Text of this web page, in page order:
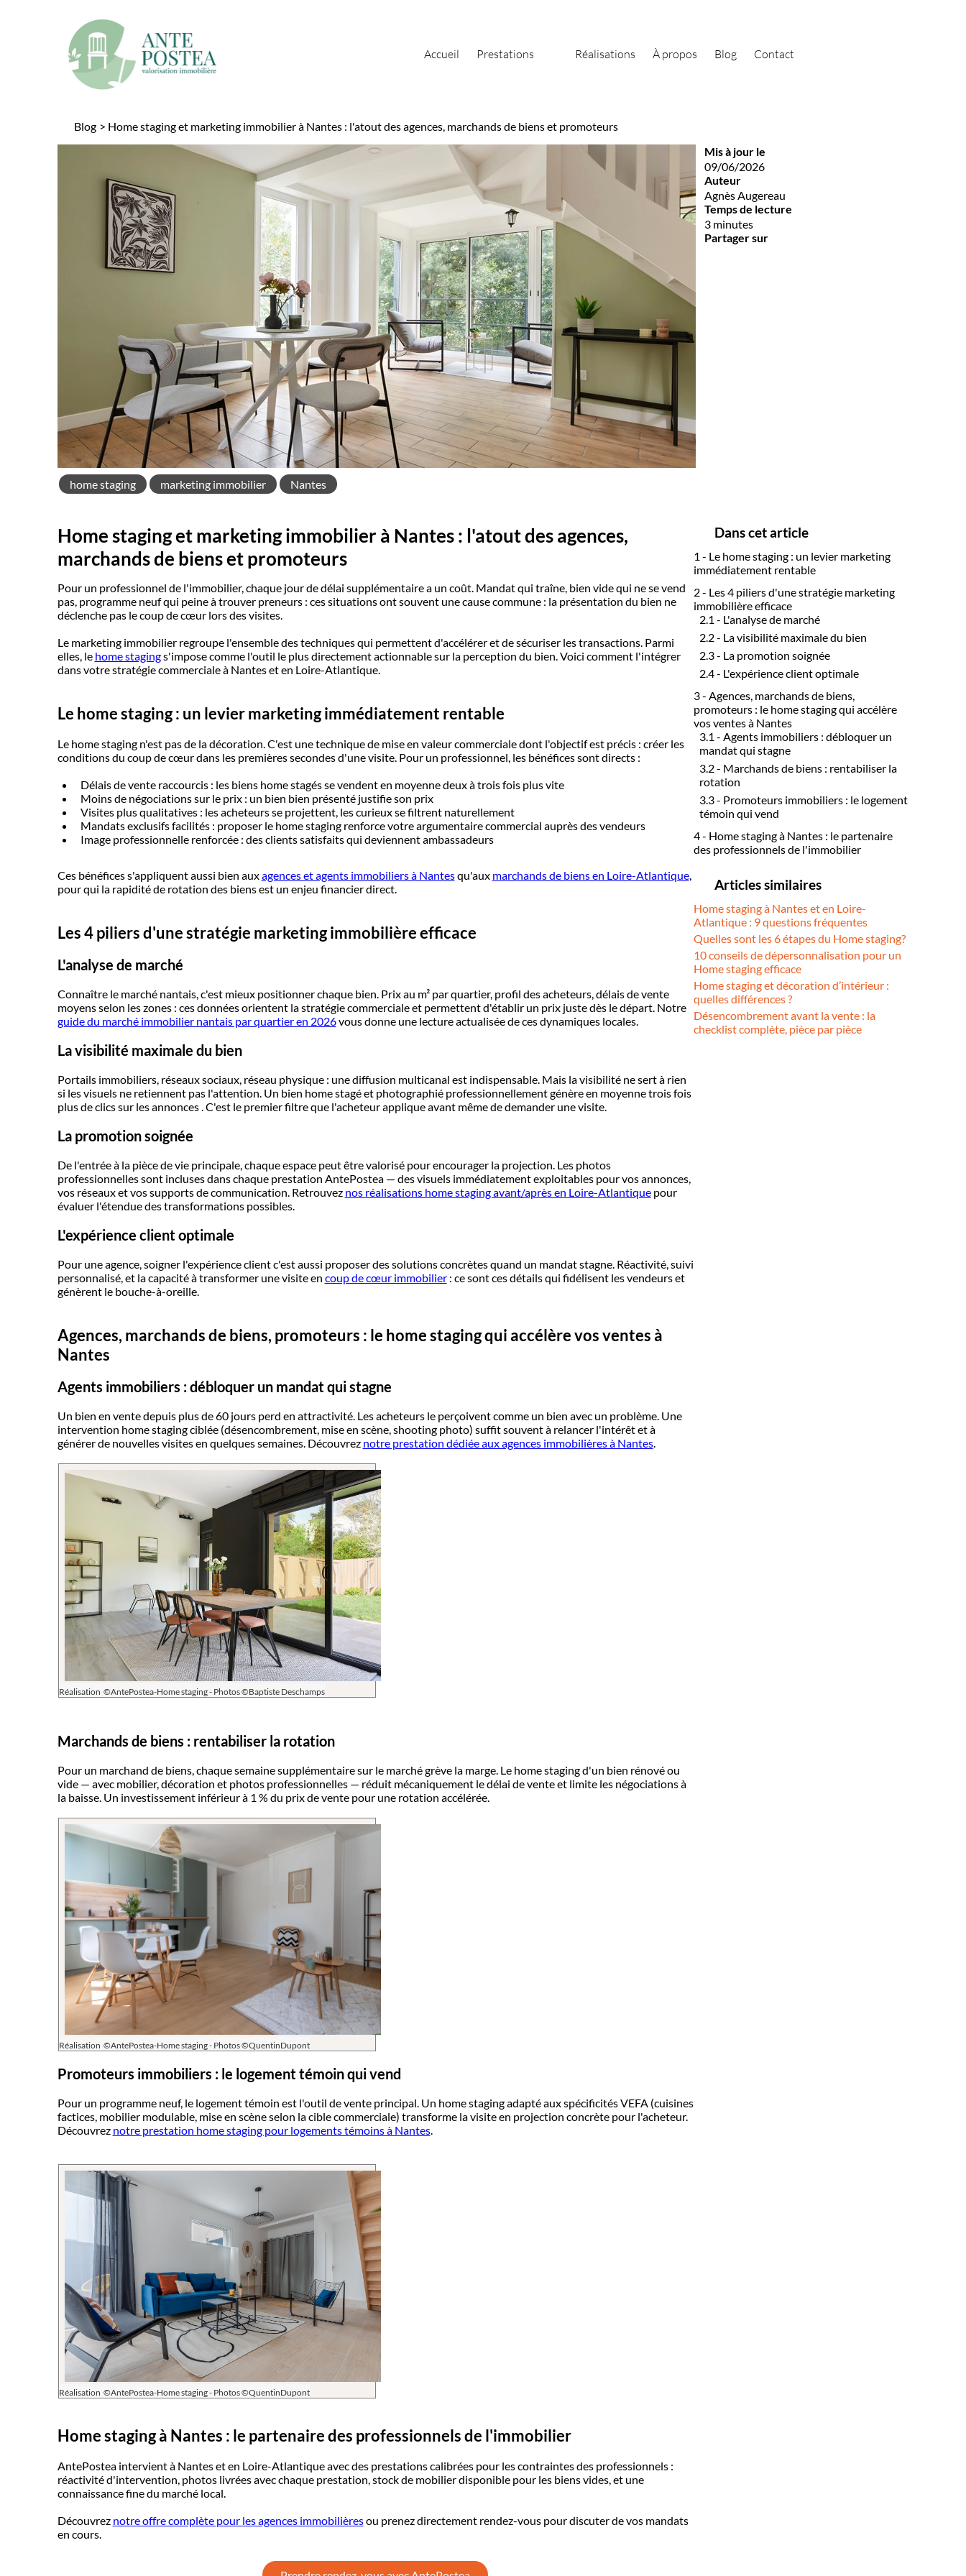
Accueil Prestations Réalisations À propos Blog Contact
Blog > Home staging et marketing immobilier à Nantes : l'atout des agences, marchands de biens et promoteurs
Mis à jour le
09/06/2026
Auteur
Agnès Augereau
Temps de lecture
3 minutes
Partager sur
home staging marketing immobilier Nantes
Home staging et marketing immobilier à Nantes : l'atout des agences,
marchands de biens et promoteurs
Pour un professionnel de l'immobilier, chaque jour de délai supplémentaire a un coût. Mandat qui traîne, bien vide qui ne se vend
pas, programme neuf qui peine à trouver preneurs : ces situations ont souvent une cause commune : la présentation du bien ne
déclenche pas le coup de cœur lors des visites.
Le marketing immobilier regroupe l'ensemble des techniques qui permettent d'accélérer et de sécuriser les transactions. Parmi
elles, le home stagings'impose comme l'outil le plus directement actionnable sur la perception du bien. Voici comment l'intégrer
dans votre stratégie commerciale à Nantes et en Loire-Atlantique.
Le home staging : un levier marketing immédiatement rentable
Le home staging n'est pas de la décoration. C'est une technique de mise en valeur commerciale dont l'objectif est précis : créer les
conditions du coup de cœur dans les premières secondes d'une visite. Pour un professionnel, les bénéfices sont directs :
Délais de vente raccourcis : les biens home stagés se vendent en moyenne deux à trois fois plus vite
Moins de négociations sur le prix : un bien bien présenté justifie son prix
Visites plus qualitatives : les acheteurs se projettent, les curieux se filtrent naturellement
Mandats exclusifs facilités : proposer le home staging renforce votre argumentaire commercial auprès des vendeurs
Image professionnelle renforcée : des clients satisfaits qui deviennent ambassadeurs
Ces bénéfices s'appliquent aussi bien auxagences et agents immobiliers à Nantesqu'aux marchands de biens en Loire-Atlantique,
pour qui la rapidité de rotation des biens est un enjeu financier direct.
Les 4 piliers d'une stratégie marketing immobilière efficace
L'analyse de marché
Connaître le marché nantais, c'est mieux positionner chaque bien. Prix au m² par quartier, profil des acheteurs, délais de vente
moyens selon les zones : ces données orientent la stratégie commerciale et permettent d'établir un prix juste dès le départ. Notre
guide du marché immobilier nantais par quartier en 2026vous donne une lecture actualisée de ces dynamiques locales.
La visibilité maximale du bien
Portails immobiliers, réseaux sociaux, réseau physique : une diffusion multicanal est indispensable. Mais la visibilité ne sert à rien
si les visuels ne retiennent pas l'attention. Un bien home stagé et photographié professionnellement génère en moyenne trois fois
plus de clics sur les annonces . C'est le premier filtre que l'acheteur applique avant même de demander une visite.
La promotion soignée
De l'entrée à la pièce de vie principale, chaque espace peut être valorisé pour encourager la projection. Les photos
professionnelles sont incluses dans chaque prestation AntePostea — des visuels immédiatement exploitables pour vos annonces,
vos réseaux et vos supports de communication. Retrouvez nos réalisations home staging avant/après en Loire-Atlantiquepour
évaluer l'étendue des transformations possibles.
L'expérience client optimale
Pour une agence, soigner l'expérience client c'est aussi proposer des solutions concrètes quand un mandat stagne. Réactivité, suivi
personnalisé, et la capacité à transformer une visite en coup de cœur immobilier: ce sont ces détails qui fidélisent les vendeurs et
génèrent le bouche-à-oreille.
Agences, marchands de biens, promoteurs : le home staging qui accélère vos ventes à
Nantes
Agents immobiliers : débloquer un mandat qui stagne
Un bien en vente depuis plus de 60 jours perd en attractivité. Les acheteurs le perçoivent comme un bien avec un problème. Une
intervention home staging ciblée (désencombrement, mise en scène, shooting photo) suffit souvent à relancer l'intérêt et à
générer de nouvelles visites en quelques semaines. Découvrez notre prestation dédiée aux agences immobilières à Nantes.
Réalisation ©AntePostea-Home staging - Photos ©Baptiste Deschamps
Marchands de biens : rentabiliser la rotation
Pour un marchand de biens, chaque semaine supplémentaire sur le marché grève la marge. Le home staging d'un bien rénové ou
vide — avec mobilier, décoration et photos professionnelles — réduit mécaniquement le délai de vente et limite les négociations à
la baisse. Un investissement inférieur à 1 % du prix de vente pour une rotation accélérée.
Réalisation ©AntePostea-Home staging - Photos ©QuentinDupont
Promoteurs immobiliers : le logement témoin qui vend
Pour un programme neuf, le logement témoin est l'outil de vente principal. Un home staging adapté aux spécificités VEFA (cuisines
factices, mobilier modulable, mise en scène selon la cible commerciale) transforme la visite en projection concrète pour l'acheteur.
Découvrez notre prestation home staging pour logements témoins à Nantes.
Réalisation ©AntePostea-Home staging - Photos ©QuentinDupont
Home staging à Nantes : le partenaire des professionnels de l'immobilier
AntePostea intervient à Nantes et en Loire-Atlantique avec des prestations calibrées pour les contraintes des professionnels :
réactivité d'intervention, photos livrées avec chaque prestation, stock de mobilier disponible pour les biens vides, et une
connaissance fine du marché local.
Découvrez notre offre complète pour les agences immobilièresou prenez directement rendez-vous pour discuter de vos mandats
en cours.
Dans cet article
1 - Le home staging : un levier marketing
immédiatement rentable
2 - Les 4 piliers d'une stratégie marketing
immobilière efficace
2.1 - L'analyse de marché
2.2 - La visibilité maximale du bien
2.3 - La promotion soignée
2.4 - L'expérience client optimale
3 - Agences, marchands de biens,
promoteurs : le home staging qui accélère
vos ventes à Nantes
3.1 - Agents immobiliers : débloquer un
mandat qui stagne
3.2 - Marchands de biens : rentabiliser la
rotation
3.3 - Promoteurs immobiliers : le logement
témoin qui vend
4 - Home staging à Nantes : le partenaire
des professionnels de l'immobilier
Articles similaires
Home staging à Nantes et en Loire-
Atlantique : 9 questions fréquentes
Quelles sont les 6 étapes du Home staging?
10 conseils de dépersonnalisation pour un
Home staging efficace
Home staging et décoration d’intérieur :
quelles différences ?
Désencombrement avant la vente : la
checklist complète, pièce par pièce